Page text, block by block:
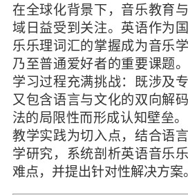
在全球化背景下，音乐教育
域日益受到关注。英语作为
乐乐理词汇的掌握成为音乐
乃至普通爱好者的重要课题
学习过程充满挑战：既涉及
又包含语言与文化的双向解
法的局限性而形成认知壁垒
教学实践为切入点，结合语
学研究，系统剖析英语音乐
难点，并提出针对性解决方案。